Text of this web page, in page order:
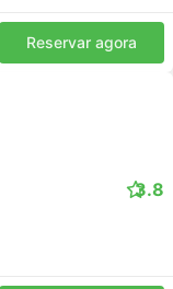
Reservar agora
3.8